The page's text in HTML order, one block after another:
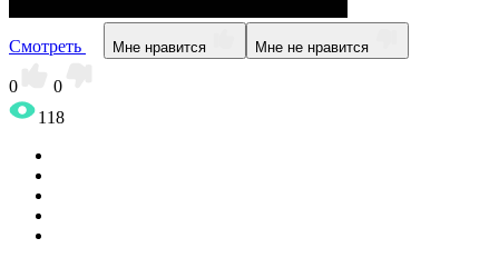
Смотреть Мне нравится Мне не нравится
0
0
118